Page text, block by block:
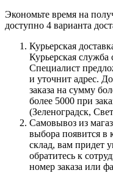
Экономьте время на
доступно 4 варианта
Курьерская
Курьерская служба
Специалист
и уточнит адрес.
заказа на сумму
более 5000 при
(Зеленоградск,
Самовывоз из
выбора появится в
склад, вам придет
обратитесь к
номер заказа или